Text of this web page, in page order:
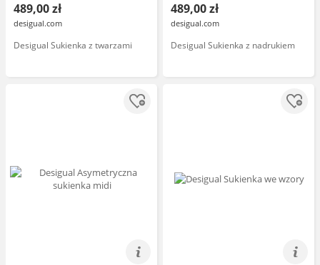
489,00 zł
desigual.com
Desigual Sukienka z twarzami
489,00 zł
desigual.com
Desigual Sukienka z nadrukiem